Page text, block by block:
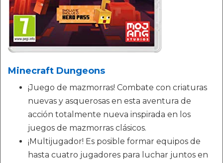
Minecraft Dungeons
¡Juego de mazmorras! Combate con criaturas
nuevas y asquerosas en esta aventura de
acción totalmente nueva inspirada en los
juegos de mazmorras clásicos.
¡Multijugador! Es posible formar equipos de
hasta cuatro jugadores para luchar juntos en